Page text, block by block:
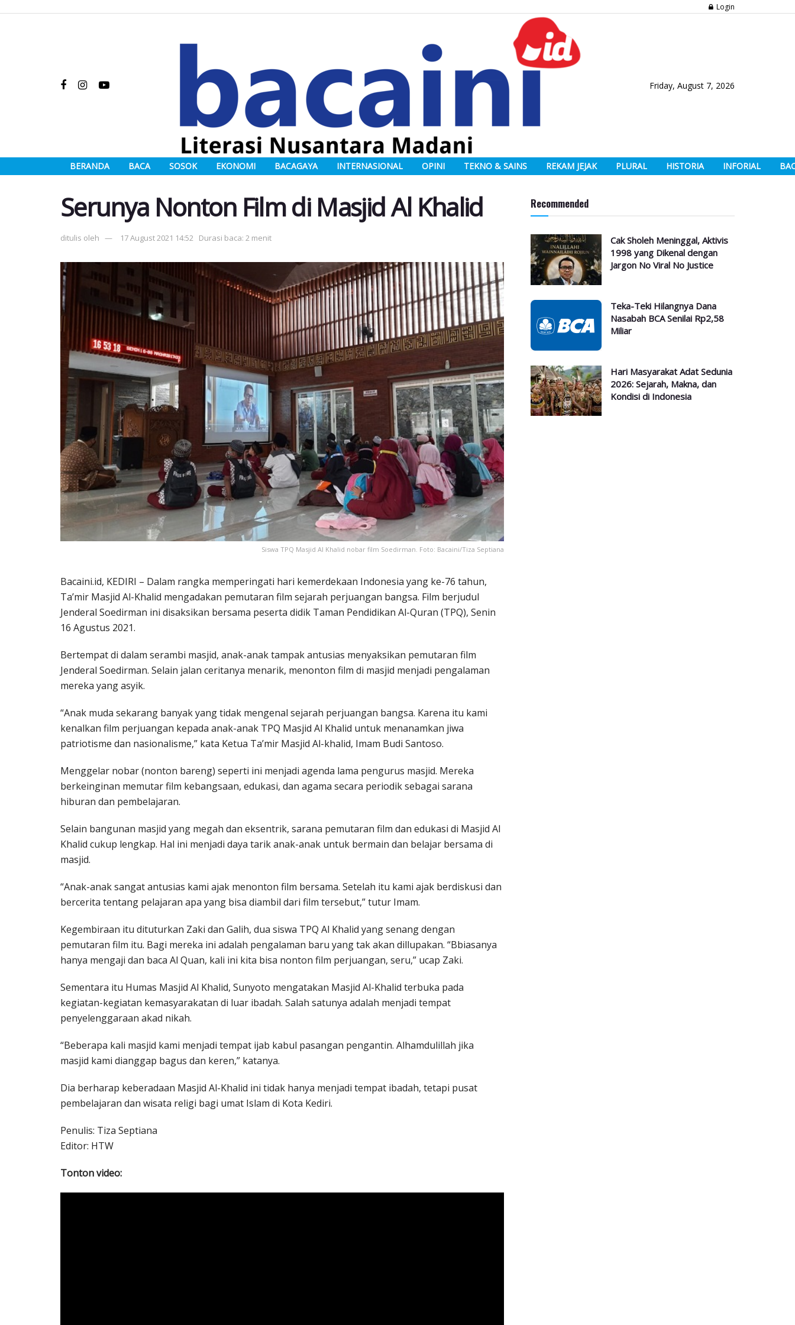
Login
Friday, August 7, 2026
BERANDA BACA SOSOK EKONOMI BACAGAYA INTERNASIONAL OPINI TEKNO & SAINS REKAM JEJAK PLURAL HISTORIA INFORIAL
Serunya Nonton Film di Masjid Al Khalid
ditulis oleh 17 August 2021 14:52 Durasi baca: 2 menit
Siswa TPQ Masjid Al Khalid nobar film Soedirman. Foto: Bacaini/Tiza Septiana
Bacaini.id, KEDIRI – Dalam rangka memperingati hari kemerdekaan Indonesia yang ke-76 tahun,
Ta’mir Masjid Al-Khalid mengadakan pemutaran film sejarah perjuangan bangsa. Film berjudul
Jenderal Soedirman ini disaksikan bersama peserta didik Taman Pendidikan Al-Quran (TPQ), Senin
16 Agustus 2021.
Bertempat di dalam serambi masjid, anak-anak tampak antusias menyaksikan pemutaran film
Jenderal Soedirman. Selain jalan ceritanya menarik, menonton film di masjid menjadi pengalaman
mereka yang asyik.
“Anak muda sekarang banyak yang tidak mengenal sejarah perjuangan bangsa. Karena itu kami
kenalkan film perjuangan kepada anak-anak TPQ Masjid Al Khalid untuk menanamkan jiwa
patriotisme dan nasionalisme,” kata Ketua Ta’mir Masjid Al-khalid, Imam Budi Santoso.
Menggelar nobar (nonton bareng) seperti ini menjadi agenda lama pengurus masjid. Mereka
berkeinginan memutar film kebangsaan, edukasi, dan agama secara periodik sebagai sarana
hiburan dan pembelajaran.
Selain bangunan masjid yang megah dan eksentrik, sarana pemutaran film dan edukasi di Masjid Al
Khalid cukup lengkap. Hal ini menjadi daya tarik anak-anak untuk bermain dan belajar bersama di
masjid.
“Anak-anak sangat antusias kami ajak menonton film bersama. Setelah itu kami ajak berdiskusi dan
bercerita tentang pelajaran apa yang bisa diambil dari film tersebut,” tutur Imam.
Kegembiraan itu dituturkan Zaki dan Galih, dua siswa TPQ Al Khalid yang senang dengan
pemutaran film itu. Bagi mereka ini adalah pengalaman baru yang tak akan dillupakan. “Bbiasanya
hanya mengaji dan baca Al Quan, kali ini kita bisa nonton film perjuangan, seru,” ucap Zaki.
Sementara itu Humas Masjid Al Khalid, Sunyoto mengatakan Masjid Al-Khalid terbuka pada
kegiatan-kegiatan kemasyarakatan di luar ibadah. Salah satunya adalah menjadi tempat
penyelenggaraan akad nikah.
“Beberapa kali masjid kami menjadi tempat ijab kabul pasangan pengantin. Alhamdulillah jika
masjid kami dianggap bagus dan keren,” katanya.
Dia berharap keberadaan Masjid Al-Khalid ini tidak hanya menjadi tempat ibadah, tetapi pusat
pembelajaran dan wisata religi bagi umat Islam di Kota Kediri.
Penulis: Tiza Septiana
Editor: HTW
Tonton video:
Recommended
Cak Sholeh Meninggal, Aktivis
1998 yang Dikenal dengan
Jargon No Viral No Justice
Teka-Teki Hilangnya Dana
Nasabah BCA Senilai Rp2,58
Miliar
Hari Masyarakat Adat Sedunia
2026: Sejarah, Makna, dan
Kondisi di Indonesia